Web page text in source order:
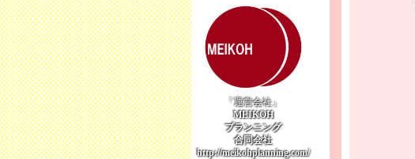
「運営会社」
MEIKOH
プランニング
合同会社
http://meikohplanning.com/